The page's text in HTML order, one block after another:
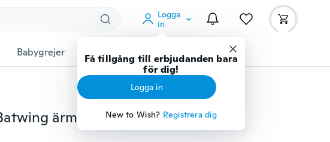
Logga
in
Få tillgång till erbjudanden bara
för dig!
Logga in
New to Wish? Registrera dig
Babygrejer Djurtillbehör Teknikprylar Mer
Höst Vinter Kvinnor Sexig Baggy Oversized Batwing ärm Stickade tröjor Pullover tröja Toppar